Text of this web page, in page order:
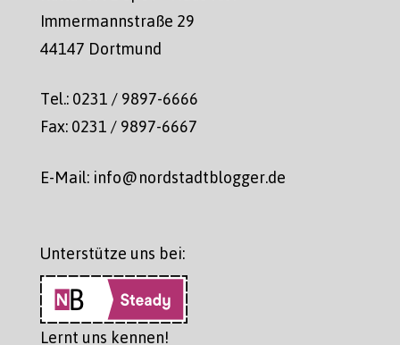
Immermannstraße 29
44147 Dortmund
Tel.: 0231 / 9897-6666
Fax: 0231 / 9897-6667
E-Mail: info@nordstadtblogger.de
Unterstütze uns bei:
Lernt uns kennen!